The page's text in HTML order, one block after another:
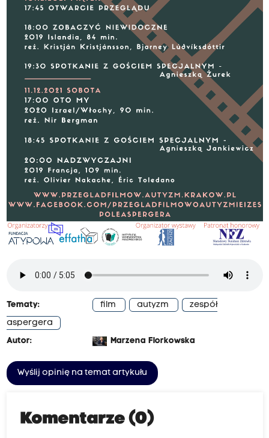
Tematy: film autyzm
zespół
aspergera
Autor:
Marzena Florkowska
Wyślij opinię na temat artykułu
Komentarze (0)